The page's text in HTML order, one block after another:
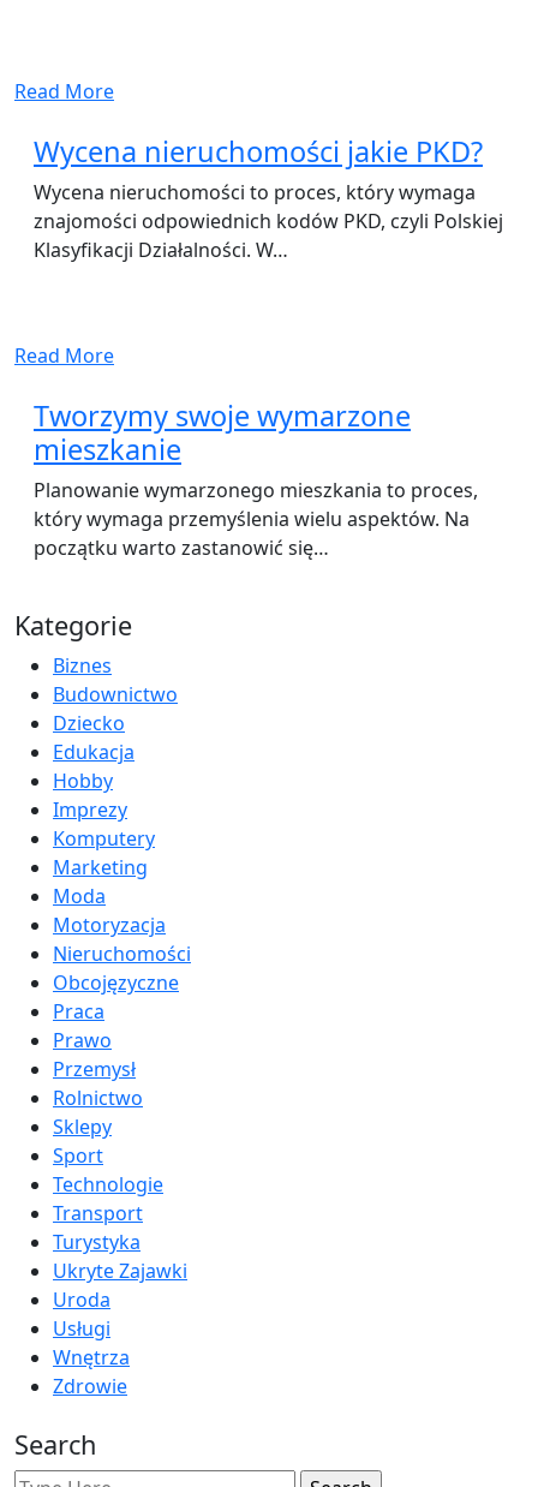
Read More
Wycena nieruchomości jakie PKD?
Wycena nieruchomości to proces, który wymaga
znajomości odpowiednich kodów PKD, czyli Polskiej
Klasyfikacji Działalności. W…
Read More
Tworzymy swoje wymarzone
mieszkanie
Planowanie wymarzonego mieszkania to proces,
który wymaga przemyślenia wielu aspektów. Na
początku warto zastanowić się…
Kategorie
Biznes
Budownictwo
Dziecko
Edukacja
Hobby
Imprezy
Komputery
Marketing
Moda
Motoryzacja
Nieruchomości
Obcojęzyczne
Praca
Prawo
Przemysł
Rolnictwo
Sklepy
Sport
Technologie
Transport
Turystyka
Ukryte Zajawki
Uroda
Usługi
Wnętrza
Zdrowie
Search